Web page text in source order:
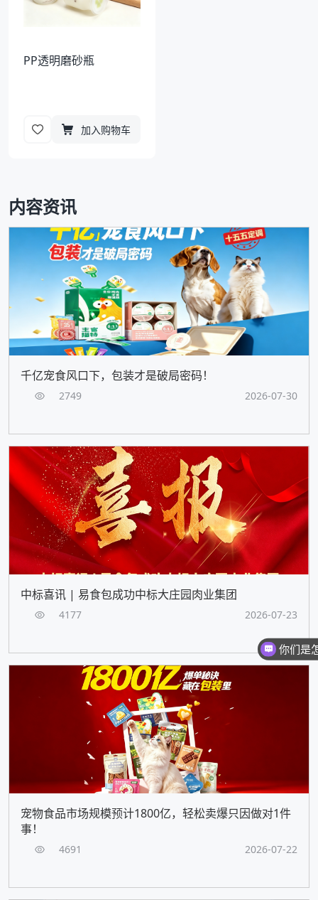
PP透明磨砂瓶
加入购物车
内容资讯
千亿宠食风口下，包装才是破局密码！
2749 2026-07-30
中标喜讯 | 易食包成功中标大庄园肉业集团
4177 2026-07-23
宠物食品市场规模预计1800亿，轻松卖爆只因做对1件
事！
4691 2026-07-22
你们是